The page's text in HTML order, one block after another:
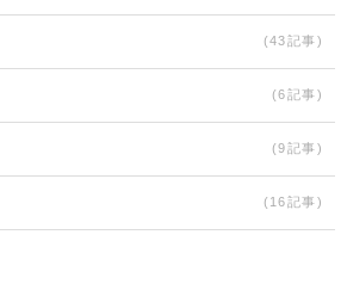
(43記事)
(6記事)
(9記事)
(16記事)